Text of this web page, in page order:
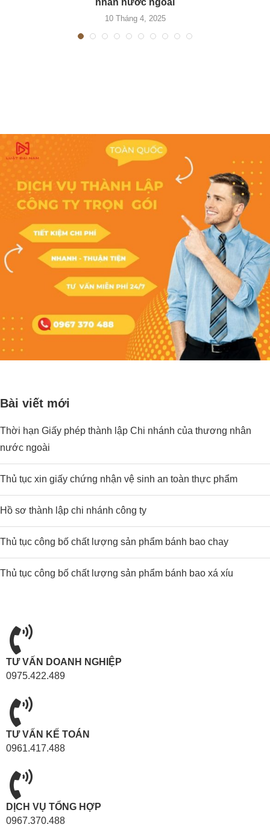
nhân nước ngoài
10 Tháng 4, 2025
Bài viết mới
Thời hạn Giấy phép thành lập Chi nhánh của thương nhân
nước ngoài
Thủ tục xin giấy chứng nhận vệ sinh an toàn thực phẩm
Hồ sơ thành lập chi nhánh công ty
Thủ tục công bố chất lượng sản phẩm bánh bao chay
Thủ tục công bố chất lượng sản phẩm bánh bao xá xíu
TƯ VẤN DOANH NGHIỆP
0975.422.489
TƯ VẤN KẾ TOÁN
0961.417.488
DỊCH VỤ TỔNG HỢP
0967.370.488